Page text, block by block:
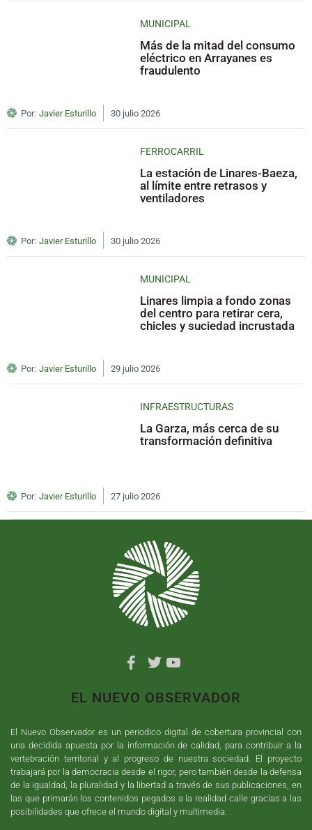
MUNICIPAL
Más de la mitad del consumo
eléctrico en Arrayanes es
fraudulento
Por: Javier Esturillo 30 julio 2026
FERROCARRIL
La estación de Linares-Baeza,
al límite entre retrasos y
ventiladores
Por: Javier Esturillo 30 julio 2026
MUNICIPAL
Linares limpia a fondo zonas
del centro para retirar cera,
chicles y suciedad incrustada
Por: Javier Esturillo 29 julio 2026
INFRAESTRUCTURAS
La Garza, más cerca de su
transformación definitiva
Por: Javier Esturillo 27 julio 2026
EL NUEVO OBSERVADOR
El Nuevo Observador es un periodico digital de cobertura provincial con
una decidida apuesta por la información de calidad, para contribuir a la
vertebración territorial y al progreso de nuestra sociedad. El proyecto
trabajará por la democracia desde el rigor, pero también desde la defensa
de la igualdad, la pluralidad y la libertad a través de sus publicaciones, en
las que primarán los contenidos pegados a la realidad calle gracias a las
posibilidades que ofrece el mundo digital y multimedia.